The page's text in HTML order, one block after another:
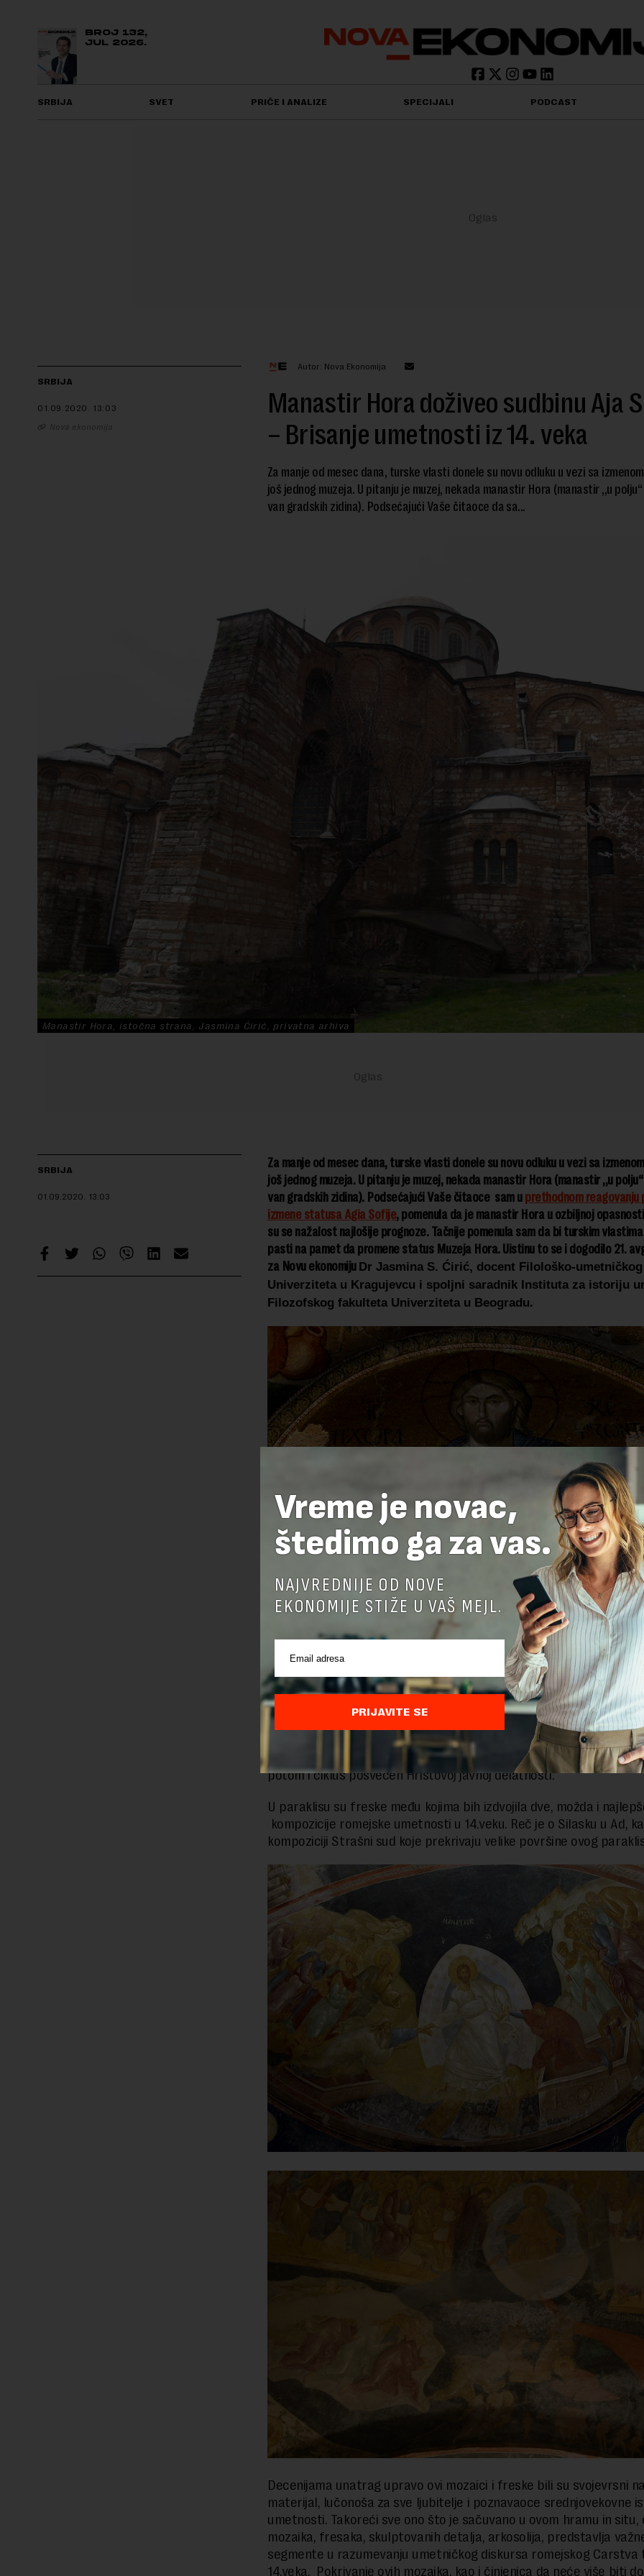
BROJ 132,
JUL 2026.
SRBIJA SVET PRIČE I ANALIZE SPECIJALI PODCAST
SRBIJA
01.09.2020. 13:03
Nova ekonomija
Autor: Nova Ekonomija
Manastir Hora doživeo sudbinu Aja
– Brisanje umetnosti iz 14. veka
Za manje od mesec dana, turske vlasti donele su novu odluku u vezi sa
još jednog muzeja. U pitanju je muzej, nekada manastir Hora (manastir ,,u
van gradskih zidina). Podsećajući Vaše čitaoce da sa...
Manastir Hora, istočna strana, Jasmina Ćirić, privatna arhiva
SRBIJA
01.09.2020. 13:03
Za manje od mesec dana, turske vlasti donele su novu odluku u vezi sa
još jednog muzeja. U pitanju je muzej, nekada manastir Hora (manastir ,,u
van gradskih zidina). Podsećajući Vaše čitaoce sam u prethodnom reagovanju
izmene statusa Agia Sofije, pomenula da je manastir Hora u ozbiljnoj
su se nažalost najlošije prognoze. Tačnije pomenula sam da bi turskim
pasti na pamet da promene status Muzeja Hora. Uistinu to se i dogodilo 21.
za Novu ekonomiju Dr Jasmina S. Ćirić, docent Filološko-
Univerziteta u Kragujevcu i spoljni saradnik Instituta za istoriju
Filozofskog fakulteta Univerziteta u Beogradu.
U međuvremenu smo imali prilike da vidimo prekrivanje nekoliko
hramu Agia Sofija, videli smo 24. jula kako su razapeta platna u
su u potpunosti previdele okolnost da se neposredno pod
doduše jedva vidljivi, likovi Bogorodice, Jovana Krstitelja i Jovana V
Paleologa. Takvi detalji se ne mogu pokriti.
Sličan problem dogodiće se i u manastiru Hora jer tamo je sačuvan
srazmerno veći broj mozaika i fresaka. U spoljnoj priprati ciklus
potom i ciklus posvećen Hristovoj javnoj delatnosti.
U paraklisu su freske među kojima bih izdvojila dve, možda i
kompozicije romejske umetnosti u 14.veku. Reč je o Silasku u Ad,
kompoziciji Strašni sud koje prekrivaju velike površine ovog
Decenijama unatrag upravo ovi mozaici i freske bili su svojevrsni
materijal, lučonoša za sve ljubitelje i poznavaoce srednjovekovne
umetnosti. Takoreći sve ono što je sačuvano u ovom hramu in situ,
mozaika, fresaka, skulptovanih detalja, arkosolija, predstavlja
segmente u razumevanju umetničkog diskursa romejskog Carstva
14.veka. Pokrivanje ovih mozaika, kao i činjenica da neće više biti
Vreme je novac,
štedimo ga za vas.
NAJVREDNIJE OD NOVE
EKONOMIJE STIŽE U VAŠ MEJL.
PRIJAVITE SE